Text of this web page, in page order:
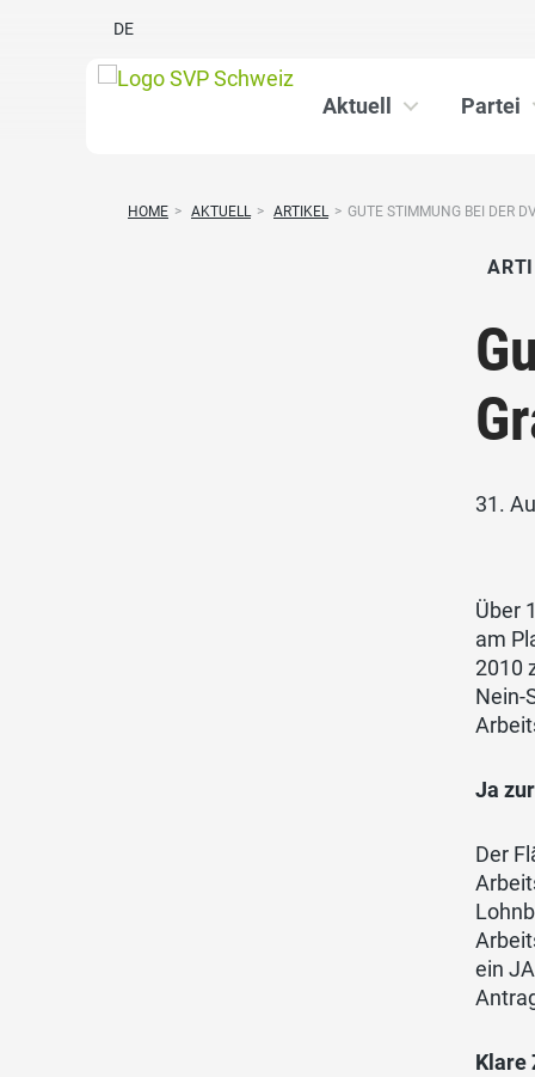
DE
Aktuell Partei
HOME > AKTUELL > ARTIKEL > GUTE STIMMUNG BEI DER
31.
Über
am
2010
Nein-
Ja
Der
ein
Klare